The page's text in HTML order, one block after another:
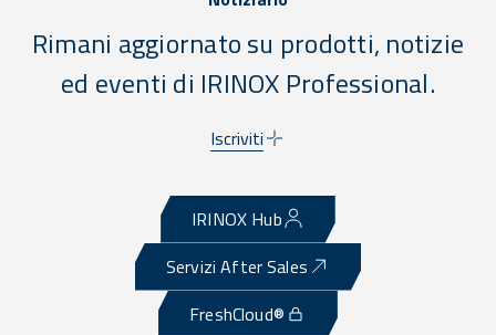
Rimani aggiornato su prodotti, notizie
ed eventi di IRINOX Professional.
Iscriviti
IRINOX Hub
Servizi After Sales
FreshCloud®